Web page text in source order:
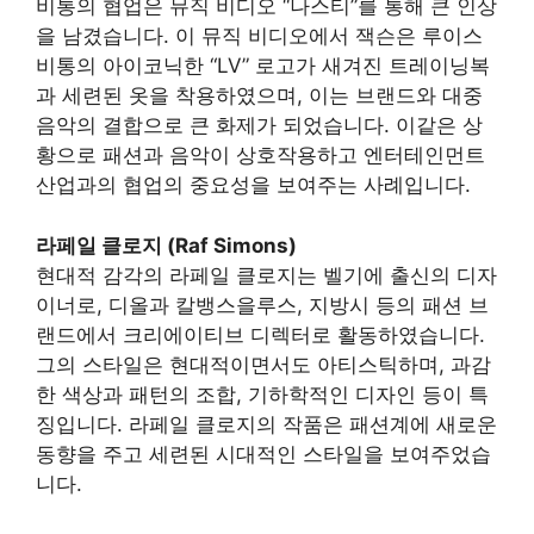
비통의 협업은 뮤직 비디오 “나스티”를 통해 큰 인상
을 남겼습니다. 이 뮤직 비디오에서 잭슨은 루이스
비통의 아이코닉한 “LV” 로고가 새겨진 트레이닝복
과 세련된 옷을 착용하였으며, 이는 브랜드와 대중
음악의 결합으로 큰 화제가 되었습니다. 이같은 상
황으로 패션과 음악이 상호작용하고 엔터테인먼트
산업과의 협업의 중요성을 보여주는 사례입니다.
라페일 클로지 (Raf Simons)
현대적 감각의 라페일 클로지는 벨기에 출신의 디자
이너로, 디올과 칼뱅스을루스, 지방시 등의 패션 브
랜드에서 크리에이티브 디렉터로 활동하였습니다.
그의 스타일은 현대적이면서도 아티스틱하며, 과감
한 색상과 패턴의 조합, 기하학적인 디자인 등이 특
징입니다. 라페일 클로지의 작품은 패션계에 새로운
동향을 주고 세련된 시대적인 스타일을 보여주었습
니다.